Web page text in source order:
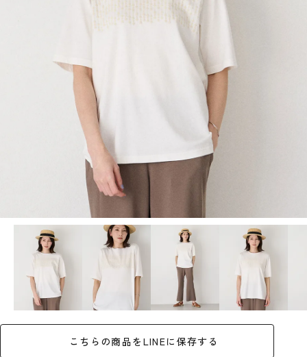
こちらの商品をLINEに保存する